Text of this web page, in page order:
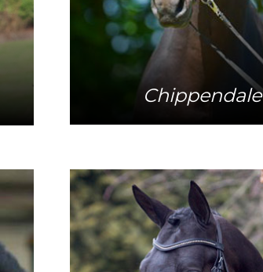
Chippendale